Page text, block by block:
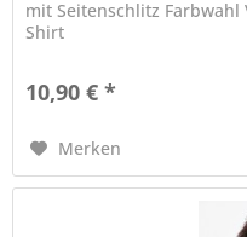
mit Seitenschlitz
Shirt
10,90 € *
Merken